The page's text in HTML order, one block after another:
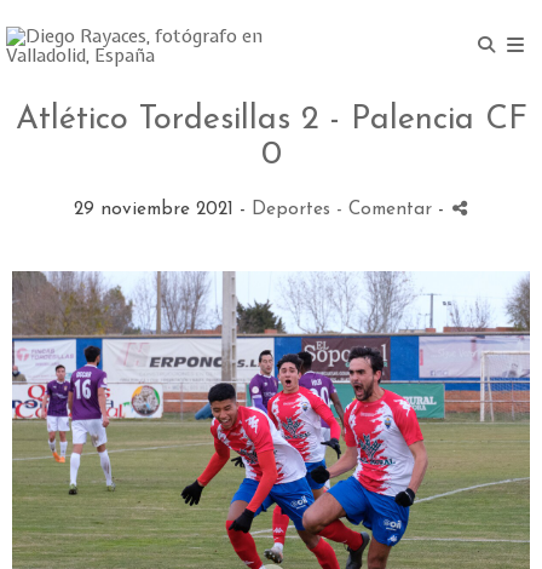
Atlético Tordesillas 2 - Palencia CF
0
29 noviembre 2021 - Deportes - Comentar -